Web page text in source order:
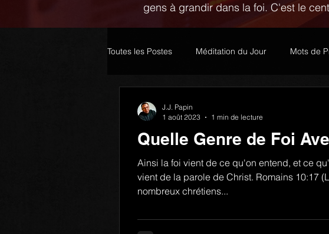
gens à grandir dans la foi. C'est le
Toutes les Postes Méditation du Jour Mots de
Quelle Genre de Foi
Vous?
Ainsi la foi vient de ce qu'on entend, et ce
vient de la parole de Christ. Romains 10:17
nombreux chrétiens...
J.J. Papin
1 août 2023
1 min de lecture